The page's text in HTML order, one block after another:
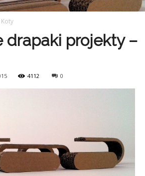
drapaki projekty –
4112 0